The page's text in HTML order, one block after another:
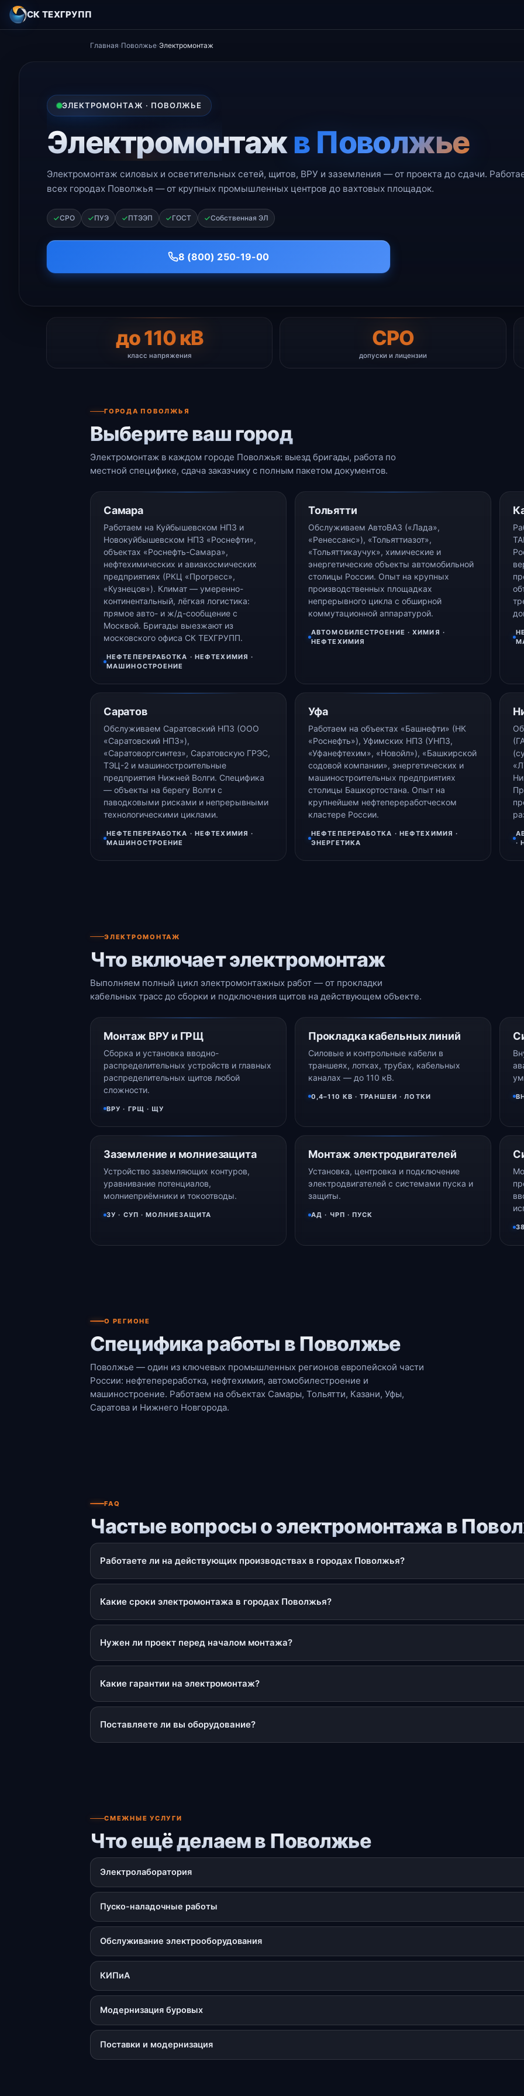
СК ТЕХГРУПП
Главная›Поволжье›Электромонтаж
ЭЛЕКТРОМОНТАЖ · ПОВОЛЖЬЕ
Электромонтажв Поволжье
Электромонтаж силовых и осветительных сетей, щитов, ВРУ и заземления — от проекта до сдачи.
всех городах Поволжья — от крупных промышленных центров до вахтовых площадок.
СРО ПУЭ ПТЭЭП ГОСТ Собственная ЭЛ
8 (800) 250-19-00
до 110 кВ
класс напряжения
СРО
допуски и лицензии
ГОРОДА ПОВОЛЖЬЯ
Выберите ваш город
Электромонтаж в каждом городе Поволжья: выезд бригады, работа по
местной специфике, сдача заказчику с полным пакетом документов.
Самара
Работаем на Куйбышевском НПЗ и
Новокуйбышевском НПЗ «Роснефти»,
объектах «Роснефть-Самара»,
нефтехимических и авиакосмических
предприятиях (РКЦ «Прогресс»,
«Кузнецов»). Климат — умеренно-
континентальный, лёгкая логистика:
прямое авто- и ж/д-сообщение с
Москвой. Бригады выезжают из
московского офиса СК ТЕХГРУПП.
НЕФТЕПЕРЕРАБОТКА · НЕФТЕХИМИЯ ·
МАШИНОСТРОЕНИЕ
Тольятти
Обслуживаем АвтоВАЗ («Лада»,
«Ренессанс»), «Тольяттиазот»,
«Тольяттикаучук», химические и
энергетические объекты автомобильной
столицы России. Опыт на крупных
производственных площадках
непрерывного цикла с обширной
коммутационной аппаратурой.
АВТОМОБИЛЕСТРОЕНИЕ · ХИМИЯ ·
НЕФТЕХИМИЯ
Саратов
Обслуживаем Саратовский НПЗ (ООО
«Саратовский НПЗ»),
«Саратоворгсинтез», Саратовскую ГРЭС,
ТЭЦ-2 и машиностроительные
предприятия Нижней Волги. Специфика
— объекты на берегу Волги с
паводковыми рисками и непрерывными
технологическими циклами.
НЕФТЕПЕРЕРАБОТКА · НЕФТЕХИМИЯ ·
МАШИНОСТРОЕНИЕ
Уфа
Работаем на объектах «Башнефти» (НК
«Роснефть»), Уфимских НПЗ (УНПЗ,
«Уфанефтехим», «Новойл»), «Башкирской
содовой компании», энергетических и
машиностроительных предприятиях
столицы Башкортостана. Опыт на
крупнейшем нефтепереработческом
кластере России.
НЕФТЕПЕРЕРАБОТКА · НЕФТЕХИМИЯ ·
ЭНЕРГЕТИКА
·
ЭЛЕКТРОМОНТАЖ
Что включает электромонтаж
Выполняем полный цикл электромонтажных работ — от прокладки
кабельных трасс до сборки и подключения щитов на действующем объекте.
Монтаж ВРУ и ГРЩ
Сборка и установка вводно-
распределительных устройств и главных
распределительных щитов любой
сложности.
ВРУ · ГРЩ · ЩУ
Прокладка кабельных линий
Силовые и контрольные кабели в
траншеях, лотках, трубах, кабельных
каналах — до 110 кВ.
0,4–110 КВ · ТРАНШЕИ · ЛОТКИ
Заземление и молниезащита
Устройство заземляющих контуров,
уравнивание потенциалов,
молниеприёмники и токоотводы.
ЗУ · СУП · МОЛНИЕЗАЩИТА
Монтаж электродвигателей
Установка, центровка и подключение
электродвигателей с системами пуска и
защиты.
АД · ЧРП · ПУСК
О РЕГИОНЕ
Специфика работы в Поволжье
Поволжье — один из ключевых промышленных регионов европейской части
России: нефтепереработка, нефтехимия, автомобилестроение и
машиностроение. Работаем на объектах Самары, Тольятти, Казани, Уфы,
Саратова и Нижнего Новгорода.
FAQ
Частые вопросы о электромонтажа в
Работаете ли на действующих производствах в городах Поволжья?
Какие сроки электромонтажа в городах Поволжья?
Нужен ли проект перед началом монтажа?
Какие гарантии на электромонтаж?
Поставляете ли вы оборудование?
СМЕЖНЫЕ УСЛУГИ
Что ещё делаем в Поволжье
Электролаборатория
Пуско-наладочные работы
Обслуживание электрооборудования
КИПиА
Модернизация буровых
Поставки и модернизация